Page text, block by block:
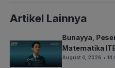
Artikel Lainnya
Bunayya,
Matematika
August 4, 2026 • 14